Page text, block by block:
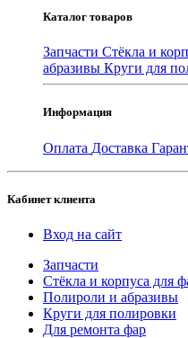
Каталог товаров
Запчасти Стёкла и
абразивы Круги для
Информация
Оплата Доставка
Кабинет клиента
Вход на сайт
Запчасти
Стёкла и корпуса для
Полироли и абразивы
Круги для полировки
Для ремонта фар